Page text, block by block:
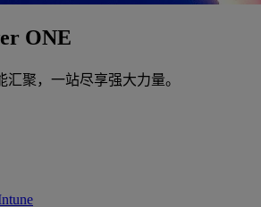
ONE
汇聚，一站尽享强大力量。